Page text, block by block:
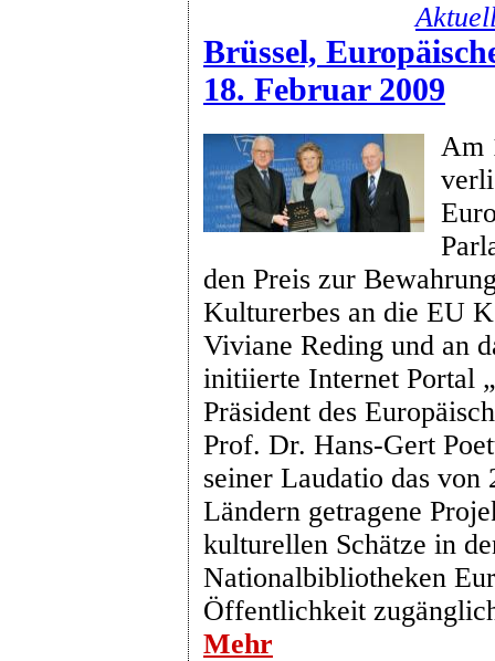
Brüssel,
18. Februar 2009
Am
den Preis zur
Kulturerbes an die EU
Viviane Reding und an
initiierte Internet Portal
Präsident des
Prof. Dr. Hans-Gert
seiner Laudatio das von
Ländern getragene
kulturellen Schätze in
Nationalbibliotheken
Öffentlichkeit
Mehr